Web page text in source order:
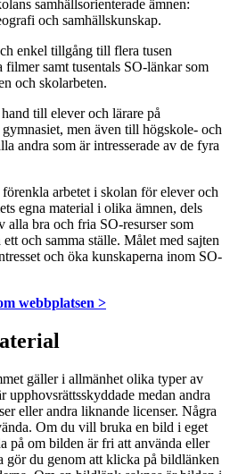
samhällsorienterade ämnen:
och samhällskunskap.
enkel tillgång till flera tusen
filmer samt tusentals SO-länkar som
och skolarbeten.
till elever och lärare på
men även till högskole- och
andra som är intresserade av de fyra
arbetet i skolan för elever och
egna material i olika ämnen, dels
alla bra och fria SO-resurser som
och samma ställe. Målet med sajten
och öka kunskaperna inom SO-
webbplatsen >
gäller i allmänhet olika typer av
upphovsrättsskyddade medan andra
eller andra liknande licenser. Några
Om du vill bruka en bild i eget
på om bilden är fri att använda eller
du genom att klicka på bildlänken